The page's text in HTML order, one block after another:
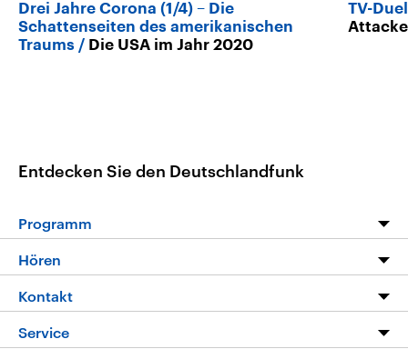
Drei Jahre Corona (1/4) – Die
Schattenseiten des amerikanischen
Traums
Die USA im Jahr 2020
TV-
Entdecken Sie den Deutschlandfunk
Programm
Programm
Die Nachrichten
Nachrichtenleicht
Hören
Livestream
Kontakt
Hörerservice
Service